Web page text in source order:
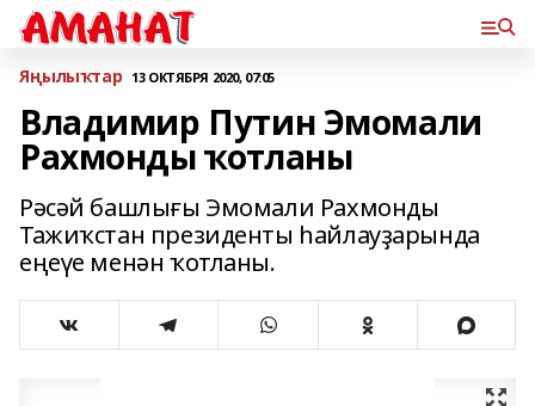
Яңылыҡтар 13 ОКТЯБРЯ 2020, 07:05
Владимир Путин Эмомали
Рахмонды ҡотланы
Рәсәй башлығы Эмомали Рахмонды
Тажиҡстан президенты һайлауҙарында
еңеүе менән ҡотланы.